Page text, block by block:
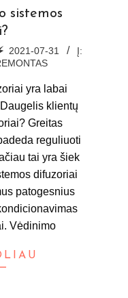
sistemos
2021-07-31
Į:
yra labai
klientų
Greitas
reguliuoti
tai yra šiek
difuzoriai
patogesnius
Vėdinimo